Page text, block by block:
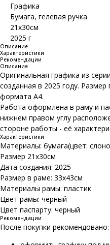
Графика
Бумага, гелевая ручка
21х30см
2025 г
Описание
Характеристики
Рекомендации
Описание
Оригинальная графика из
созданная в 2025 году.
формата А4.
Работа оформлена в раму и
нижнем правом углу
стороне работы - её
Характеристики
Материалы: бумага(цвет:
Размер 21х30см
Дата создания: 2025
Размер в раме: 33х43см
Материалы рамы: пластик
Цвет рамы: черный
Цвет паспарту: черный
Рекомендации
После покупки рекомендовано: